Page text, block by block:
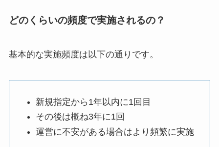
どのくらいの頻度で実施されるの？
基本的な実施頻度は以下の通りです。
新規指定から1年以内に1回目
その後は概ね3年に1回
運営に不安がある場合はより頻繁に実施